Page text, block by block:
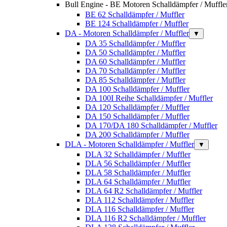
Bull Engine - BE Motoren Schalldämpfer /
BE 62 Schalldämpfer / Muffler
BE 124 Schalldämpfer / Muffler
DA - Motoren Schalldämpfer / Muffler
▼
DA 35 Schalldämpfer / Muffler
DA 50 Schalldämpfer / Muffler
DA 60 Schalldämpfer / Muffler
DA 70 Schalldämpfer / Muffler
DA 85 Schalldämpfer / Muffler
DA 100 Schalldämpfer / Muffler
DA 100I Reihe Schalldämpfer / Muffler
DA 120 Schalldämpfer / Muffler
DA 150 Schalldämpfer / Muffler
DA 170/DA 180 Schalldämpfer / Muffler
DA 200 Schalldämpfer / Muffler
DLA - Motoren Schalldämpfer / Muffler
▼
DLA 32 Schalldämpfer / Muffler
DLA 56 Schalldämpfer / Muffler
DLA 58 Schalldämpfer / Muffler
DLA 64 Schalldämpfer / Muffler
DLA 64 R2 Schalldämpfer / Muffler
DLA 112 Schalldämpfer / Muffler
DLA 116 Schalldämpfer / Muffler
DLA 116 R2 Schalldämpfer / Muffler